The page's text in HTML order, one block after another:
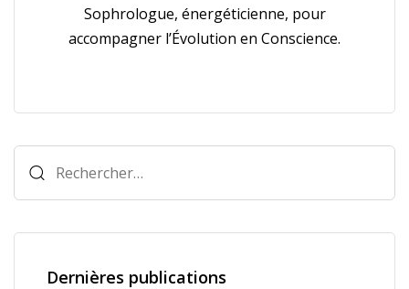
Sophrologue, énergéticienne, pour
accompagner l’Évolution en Conscience.
Dernières publications